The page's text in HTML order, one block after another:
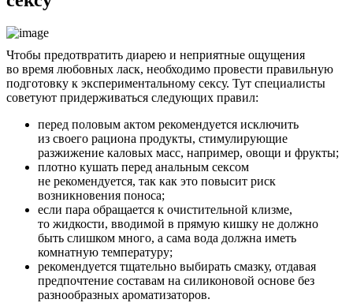
Чтобы предотвратить диарею и неприятные ощущения
во время любовных ласк, необходимо провести правильную
подготовку к экспериментальному сексу. Тут специалисты
советуют придерживаться следующих правил:
перед половым актом рекомендуется исключить
из своего рациона продукты, стимулирующие
разжижение каловых масс, например, овощи и фрукты;
плотно кушать перед анальным сексом
не рекомендуется, так как это повысит риск
возникновения поноса;
если пара обращается к очистительной клизме,
то жидкости, вводимой в прямую кишку не должно
быть слишком много, а сама вода должна иметь
комнатную температуру;
рекомендуется тщательно выбирать смазку, отдавая
предпочтение составам на силиконовой основе без
разнообразных ароматизаторов.